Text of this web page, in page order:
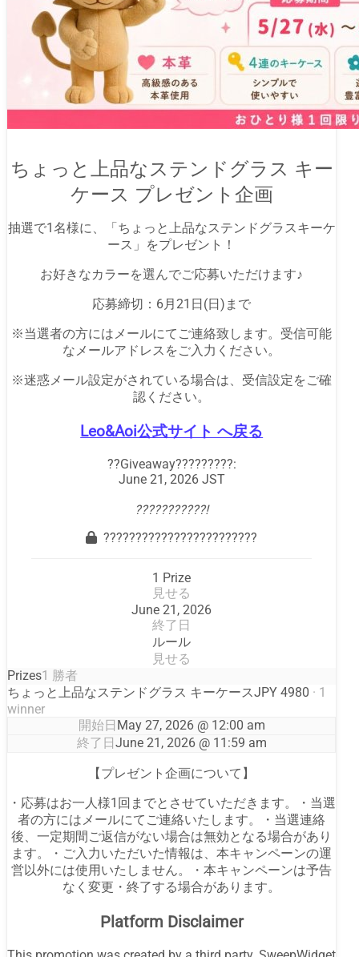
ちょっと上品なステンドグラス キー
ケース プレゼント企画
抽選で1名様に、
「ちょっと上品なステンドグラスキーケ
ース」をプレゼント！
お好きなカラーを選んでご応募いただけます♪
応募締切： 6月21日(日)まで
※当選者の方にはメールにてご連絡致します。 受信可能
なメールアドレスをご入力ください。
※迷惑メール設定がされている場合は、 受信設定をご確
認ください。
Leo&Aoi公式サイト へ戻る
??Giveaway?????????:
June 21, 2026 JST
???????????!
????????????????????????
1 Prize
見せる
June 21, 2026
終了日
ルール
見せる
Prizes1 勝者
ちょっと上品なステンドグラス キーケースJPY 4980 · 1
winner
開始日 May 27, 2026 @ 12:00 am
終了日 June 21, 2026 @ 11:59 am
【プレゼント企画について】
・応募はお一人様1回までとさせていただきます。・当選
者の方にはメールにてご連絡いたします。・当選連絡
後、一定期間ご返信がない場合は無効となる場合があり
ます。・ご入力いただいた情報は、本キャンペーンの運
営以外には使用いたしません。・本キャンペーンは予告
なく変更・終了する場合があります。
Platform Disclaimer